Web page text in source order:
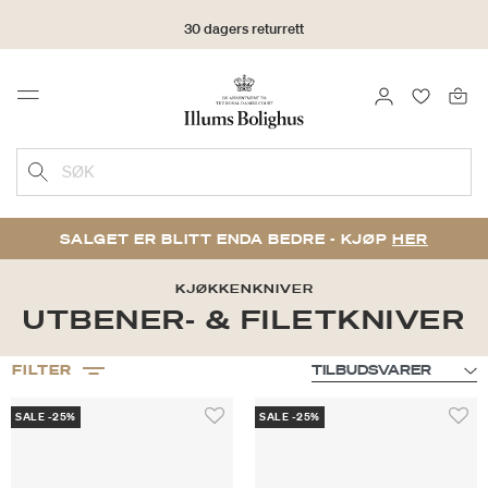
30 dagers returrett
Menu LOGG INN
SØK
SALGET ER BLITT ENDA BEDRE - KJØP HER
KJØKKENKNIVER
UTBENER- & FILETKNIVER
FILTER
SALE -25% SALE -25%